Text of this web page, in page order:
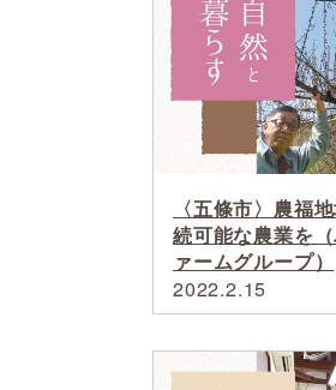
〈五條市〉農福
続可能な農業を
ァームグループ）
2022.2.15